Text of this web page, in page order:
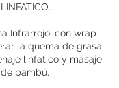
Infrarrojo, con wrap
la quema de grasa,
linfatico y masaje
bambú.